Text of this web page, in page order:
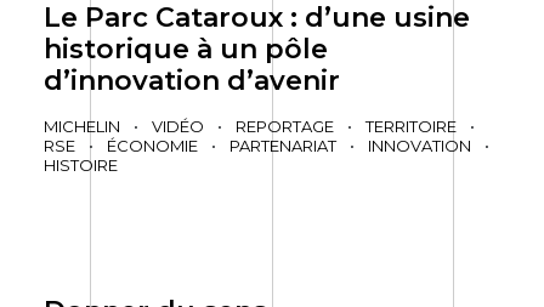
Le Parc Cataroux : d’une usine
historique à un pôle
d’innovation d’avenir
MICHELIN • VIDÉO • REPORTAGE • TERRITOIRE
•
RSE
• ÉCONOMIE • PARTENARIAT • INNOVATION
•
HISTOIRE